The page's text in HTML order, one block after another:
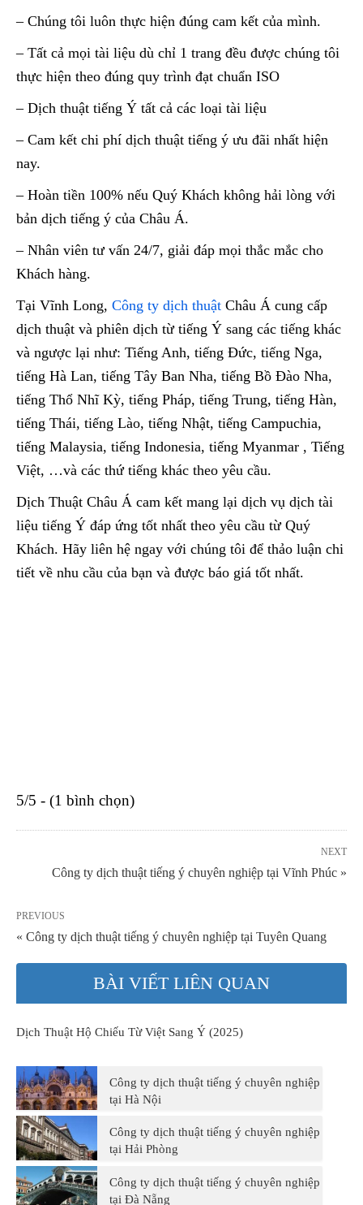
– Chúng tôi luôn thực hiện đúng cam kết của mình.
– Tất cả mọi tài liệu dù chỉ 1 trang đều được chúng tôi
thực hiện theo đúng quy trình đạt chuẩn ISO
– Dịch thuật tiếng Ý tất cả các loại tài liệu
– Cam kết chi phí dịch thuật tiếng ý ưu đãi nhất hiện
nay.
– Hoàn tiền 100% nếu Quý Khách không hải lòng với
bản dịch tiếng ý của Châu Á.
– Nhân viên tư vấn 24/7, giải đáp mọi thắc mắc cho
Khách hàng.
Tại Vĩnh Long, Công ty dịch thuật Châu Á cung cấp
dịch thuật và phiên dịch từ tiếng Ý sang các tiếng khác
và ngược lại như: Tiếng Anh, tiếng Đức, tiếng Nga,
tiếng Hà Lan, tiếng Tây Ban Nha, tiếng Bồ Đào Nha,
tiếng Thổ Nhĩ Kỳ, tiếng Pháp, tiếng Trung, tiếng Hàn,
tiếng Thái, tiếng Lào, tiếng Nhật, tiếng Campuchia,
tiếng Malaysia, tiếng Indonesia, tiếng Myanmar , Tiếng
Việt, …và các thứ tiếng khác theo yêu cầu.
Dịch Thuật Châu Á cam kết mang lại dịch vụ dịch tài
liệu tiếng Ý đáp ứng tốt nhất theo yêu cầu từ Quý
Khách. Hãy liên hệ ngay với chúng tôi để thảo luận chi
tiết về nhu cầu của bạn và được báo giá tốt nhất.
5/5 - (1 bình chọn)
NEXT
Công ty dịch thuật tiếng ý chuyên nghiệp tại Vĩnh Phúc »
PREVIOUS
« Công ty dịch thuật tiếng ý chuyên nghiệp tại Tuyên Quang
BÀI VIẾT LIÊN QUAN
Dịch Thuật Hộ Chiếu Từ Việt Sang Ý (2025)
Công ty dịch thuật tiếng ý chuyên nghiệp
tại Hà Nội
Công ty dịch thuật tiếng ý chuyên nghiệp
tại Hải Phòng
Công ty dịch thuật tiếng ý chuyên nghiệp
tại Đà Nẵng